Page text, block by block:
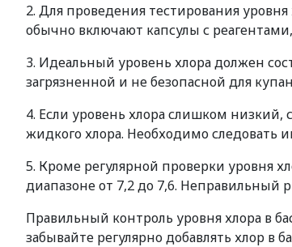
2. Для проведения тестирования
обычно включают капсулы с
3. Идеальный уровень хлора должен
загрязненной и не безопасной для
4. Если уровень хлора слишком низкий,
жидкого хлора. Необходимо
5. Кроме регулярной проверки уровня
диапазоне от 7,2 до 7,6. Неправильный
Правильный контроль уровня хлора в
забывайте регулярно добавлять хлор